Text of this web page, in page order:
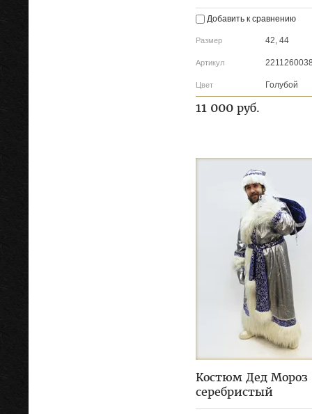
Добавить к сравнению
Размер 42, 44
Артикул
Цвет Голубой
11 000 руб.
Костюм Дед Мороз
серебристый